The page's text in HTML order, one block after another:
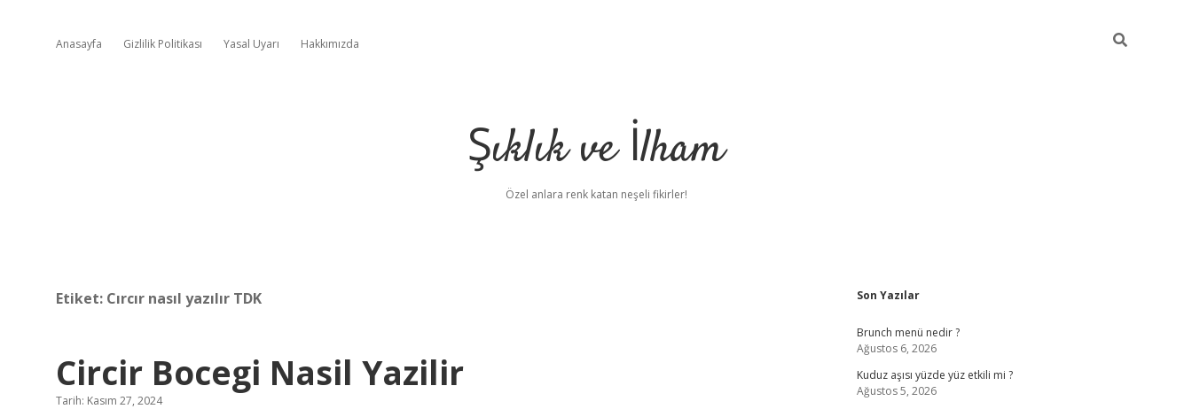
Anasayfa Gizlilik Politikası Yasal Uyarı Hakkımızda
Şıklık ve İlham
Özel anlara renk katan neşeli fikirler!
Etiket: Cırcır nasıl yazılır TDK
Circir Bocegi Nasil Yazilir
Tarih: Kasım 27, 2024
Sidebar
Son Yazılar
Brunch menü nedir ?
Ağustos 6, 2026
Kuduz aşısı yüzde yüz etkili mi ?
Ağustos 5, 2026